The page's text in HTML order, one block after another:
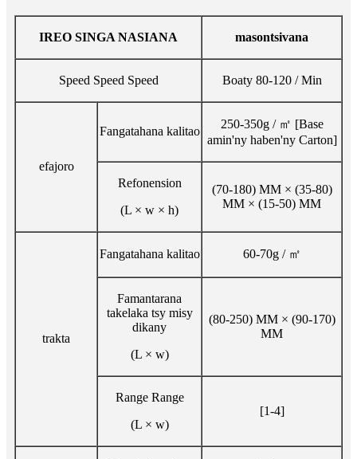
IREO SINGA NASIANA masontsivana
Speed ​​Speed ​​Speed Boaty 80-120 / Min
efajoro
Fangatahana kalitao
250-350g / ㎡ [Base
amin'ny haben'ny Carton]
Refonension
(L × w × h)
(70-180) MM × (35-80)
MM × (15-50) MM
trakta
Fangatahana kalitao 60-70g / ㎡
Famantarana
takelaka tsy misy
dikany
(L × w)
(80-250) MM × (90-170)
MM
Range Range
(L × w)
[1-4]